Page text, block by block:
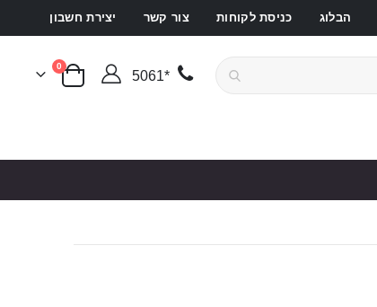
הבלוג כניסת לקוחות צור קשר יצירת חשבון
*5061
סל קניות
0פריטים